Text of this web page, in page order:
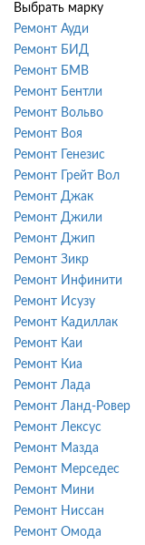
Выбрать марку
Ремонт Ауди
Ремонт БИД
Ремонт БМВ
Ремонт Бентли
Ремонт Вольво
Ремонт Воя
Ремонт Генезис
Ремонт Грейт Вол
Ремонт Джак
Ремонт Джили
Ремонт Джип
Ремонт Зикр
Ремонт Инфинити
Ремонт Исузу
Ремонт Кадиллак
Ремонт Каи
Ремонт Киа
Ремонт Лада
Ремонт Ланд-Ровер
Ремонт Лексус
Ремонт Мазда
Ремонт Мерседес
Ремонт Мини
Ремонт Ниссан
Ремонт Омода